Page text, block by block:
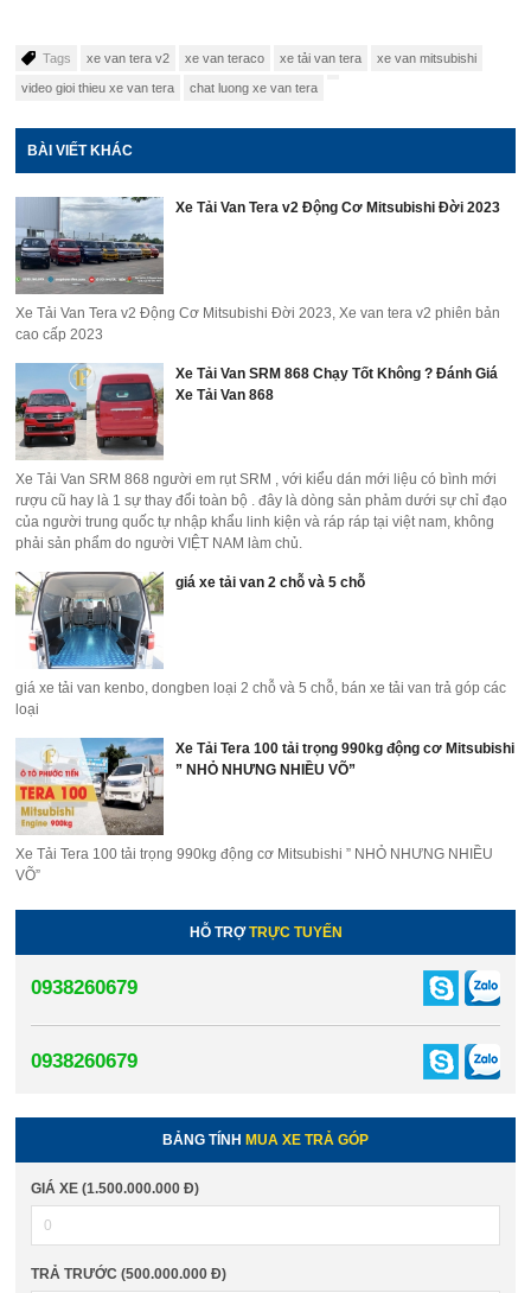
Tags xe van tera v2 xe van teraco xe tải van tera xe van mitsubishi
video gioi thieu xe van tera chat luong xe van tera
BÀI VIẾT KHÁC
Xe Tải Van Tera v2 Động Cơ Mitsubishi Đời 2023
Xe Tải Van Tera v2 Động Cơ Mitsubishi Đời 2023, Xe van tera v2 phiên bản
cao cấp 2023
Xe Tải Van SRM 868 Chạy Tốt Không ? Đánh Giá
Xe Tải Van 868
Xe Tải Van SRM 868 người em rụt SRM , với kiểu dán mới liệu có bình mới
rượu cũ hay là 1 sự thay đổi toàn bộ . đây là dòng sản phảm dưới sự chỉ đạo
của người trung quốc tự nhập khẩu linh kiện và ráp ráp tại việt nam, không
phải sản phẩm do người VIỆT NAM làm chủ.
giá xe tải van 2 chỗ và 5 chỗ
giá xe tải van kenbo, dongben loại 2 chỗ và 5 chỗ, bán xe tải van trả góp các
loại
Xe Tải Tera 100 tải trọng 990kg động cơ Mitsubishi
” NHỎ NHƯNG NHIỀU VÕ”
Xe Tải Tera 100 tải trọng 990kg động cơ Mitsubishi ” NHỎ NHƯNG NHIỀU
VÕ”
HỖ TRỢTRỰC TUYẾN
0938260679
0938260679
BẢNG TÍNH MUA XE TRẢ GÓP
GIÁ XE (1.500.000.000 Đ)
TRẢ TRƯỚC (500.000.000 Đ)